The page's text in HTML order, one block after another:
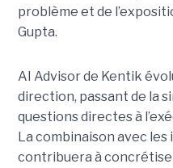
problème et de
Gupta.
AI Advisor de Kentik
direction, passant de la
questions directes à
La combinaison avec les
contribuera à